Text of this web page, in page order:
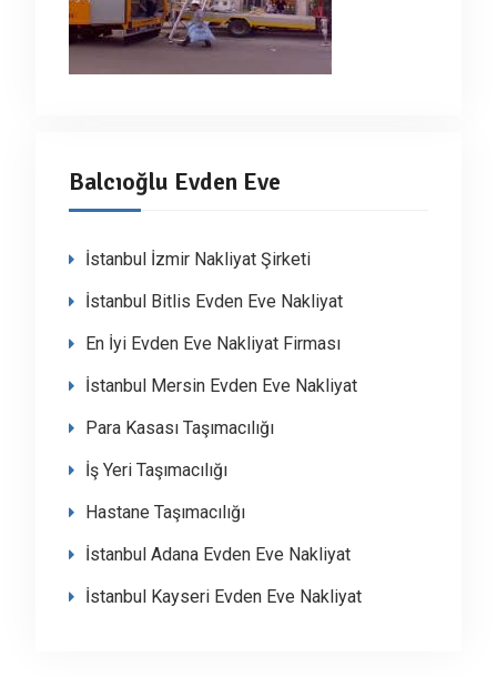
Balcıoğlu Evden Eve
İstanbul İzmir Nakliyat Şirketi
İstanbul Bitlis Evden Eve Nakliyat
En İyi Evden Eve Nakliyat Firması
İstanbul Mersin Evden Eve Nakliyat
Para Kasası Taşımacılığı
İş Yeri Taşımacılığı
Hastane Taşımacılığı
İstanbul Adana Evden Eve Nakliyat
İstanbul Kayseri Evden Eve Nakliyat